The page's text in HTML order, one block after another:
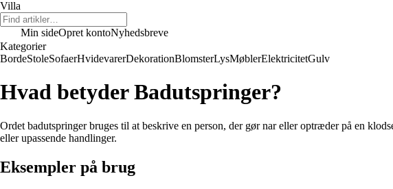
Villa
Min sideOpret kontoNyhedsbreve
Kategorier
BordeStoleSofaerHvidevarerDekorationBlomsterLysMøblerElektricitetGulv
Hvad betyder Badutspringer?
Ordet badutspringer bruges til at beskrive en person, der gør nar eller optræder på en
eller upassende handlinger.
Eksempler på brug